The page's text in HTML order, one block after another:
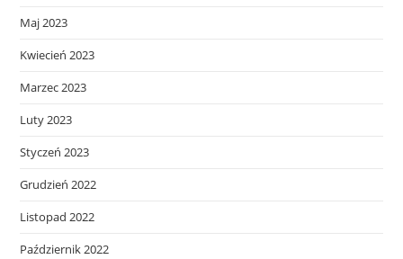
Maj 2023
Kwiecień 2023
Marzec 2023
Luty 2023
Styczeń 2023
Grudzień 2022
Listopad 2022
Październik 2022